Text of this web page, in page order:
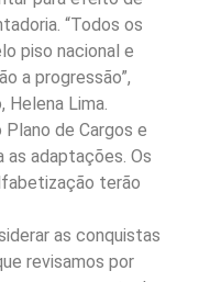
“Todos os
piso nacional e
a progressão”,
Helena Lima.
de Cargos e
as adaptações. Os
terão
as conquistas
revisamos por